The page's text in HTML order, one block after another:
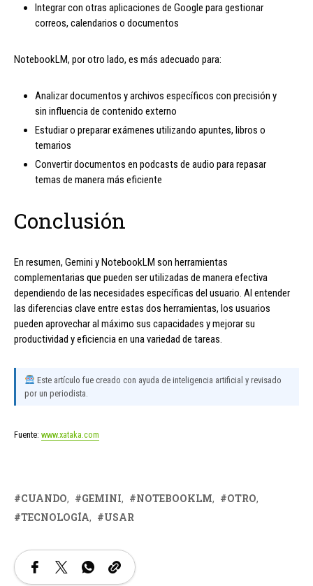
Integrar con otras aplicaciones de Google para gestionar
correos, calendarios o documentos
NotebookLM, por otro lado, es más adecuado para:
Analizar documentos y archivos específicos con precisión y
sin influencia de contenido externo
Estudiar o preparar exámenes utilizando apuntes, libros o
temarios
Convertir documentos en podcasts de audio para repasar
temas de manera más eficiente
Conclusión
En resumen, Gemini y NotebookLM son herramientas
complementarias que pueden ser utilizadas de manera efectiva
dependiendo de las necesidades específicas del usuario. Al entender
las diferencias clave entre estas dos herramientas, los usuarios
pueden aprovechar al máximo sus capacidades y mejorar su
productividad y eficiencia en una variedad de tareas.
Este artículo fue creado con ayuda de inteligencia artificial y revisado
por un periodista.
Fuente: www.xataka.com
CUANDO GEMINI NOTEBOOKLM
OTRO
TECNOLOGÍA
USAR